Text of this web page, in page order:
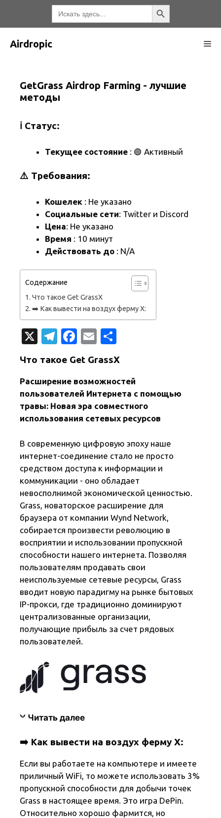
содержимому
Искать: Кнопка поиска
Airdropic
GetGrass Airdrop Farming - лучшие
методы
ℹ️ Статус:
Текущее состояние : 🟢 Активный
⚠️ Требования:
Кошелек : Не указано
Социальные сети: Twitter и Discord
Цена: Не указано
Время : 10 минут
Действовать до : N/A
Содержание
Что такое Get GrassX
➡️ Как вывести на воздух ферму X:
X
T
e
gr
a
m
Fa
c
e
b
o
o
E
ail
т
п
р
а
в
т
ь
Что такое Get GrassX
Расширение возможностей
пользователей Интернета с помощью
травы: Новая эра совместного
использования сетевых ресурсов
В современную цифровую эпоху наше
интернет-соединение стало не просто
средством доступа к информации и
коммуникации - оно обладает
невосполнимой экономической ценностью.
Grass, новаторское расширение для
браузера от компании Wynd Network,
собирается произвести революцию в
восприятии и использовании пропускной
способности нашего интернета. Позволяя
пользователям продавать свои
неиспользуемые сетевые ресурсы, Grass
вводит новую парадигму на рынке бытовых
IP-прокси, где традиционно доминируют
централизованные организации,
получающие прибыль за счет рядовых
пользователей.
Читать далее
➡️ Как вывести на воздух ферму X:
Если вы работаете на компьютере и имеете
приличный WiFi, то можете использовать 3%
пропускной способности для добычи точек
Grass в настоящее время. Это игра DePin.
Относительно хорошо фармится, но